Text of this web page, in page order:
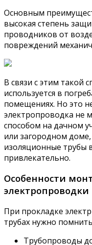
Основным
высокая степень
проводников от
повреждений
В связи с этим такой
используется в
помещениях. Но это
электропроводка не
способом на дачном
или загородном
изоляционные трубы
привлекательно.
Особенности
электропроводки
При прокладке
трубах нужно
Трубопроводы